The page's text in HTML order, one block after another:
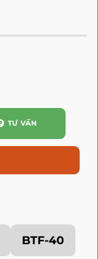
TƯ VẤN
BTF-40